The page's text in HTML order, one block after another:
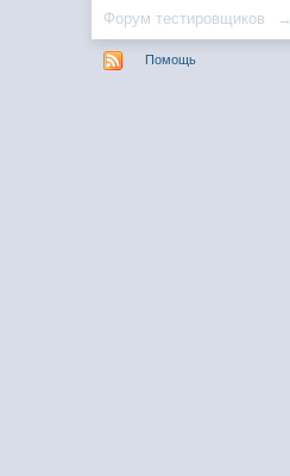
Форум тестировщиков →
Помощь